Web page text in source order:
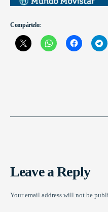
Compártelo:
Leave a Reply
Your email address will not be